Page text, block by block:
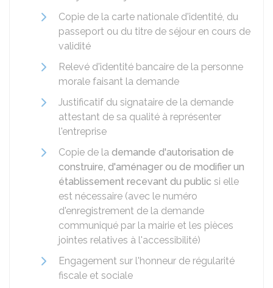
Copie de la carte nationale d'identité, du
passeport ou du titre de séjour en cours de
validité
Relevé d'identité bancaire de la personne
morale faisant la demande
Justificatif du signataire de la demande
attestant de sa qualité à représenter
l'entreprise
Copie de la demande d'autorisation de
construire, d'aménager ou de modifier un
établissement recevant du public si elle
est nécessaire (avec le numéro
d'enregistrement de la demande
communiqué par la mairie et les pièces
jointes relatives à l'accessibilité)
Engagement sur l'honneur de régularité
fiscale et sociale